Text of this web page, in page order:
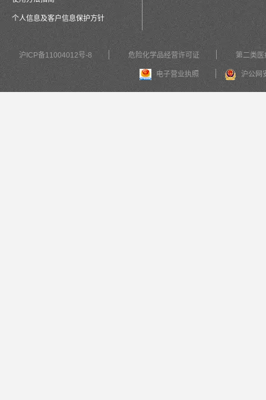
个人信息及客户信息保护方针
沪ICP备11004012号-8 危险化学品经营许可证 第二类医
电子营业执照 沪公网